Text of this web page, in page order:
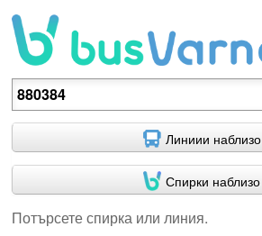
Потърсете спирка или линия.
Линиии наблизо
Спирки наблизо
Потърсете спирка или линия.